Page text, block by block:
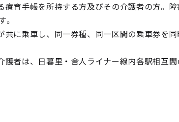
育手帳を所持する方及びその介護者の方。障
に乗車し、同一券種、同一区間の乗車券を同
者は、日暮里・舎人ライナー線内各駅相互間